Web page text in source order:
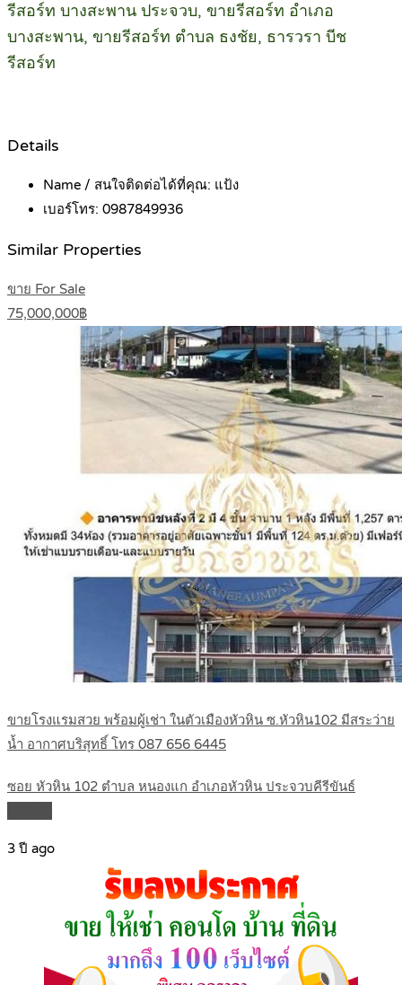
รีสอร์ท บางสะพาน ประจวบ, ขายรีสอร์ท อำเภอ
บางสะพาน, ขายรีสอร์ท ตำบล ธงชัย, ธารวรา บีช
รีสอร์ท
Details
Name / สนใจติดต่อได้ที่คุณ: แป้ง
เบอร์โทร: 0987849936
Similar Properties
ขาย For Sale
75,000,000฿
ขายโรงแรมสวย พร้อมผู้เช่า ในตัวเมืองหัวหิน ซ.หัวหิน102 มีสระว่าย
น้ำ อากาศบริสุทธิ์ โทร 087 656 6445
ซอย หัวหิน 102 ตำบล หนองแก อำเภอหัวหิน ประจวบคีรีขันธ์
3 ปี ago